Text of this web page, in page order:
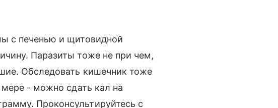
с печенью и щитовидной
Паразиты тоже не при чем,
Обследовать кишечник тоже
мере - можно сдать кал на
Проконсультируйтесь с